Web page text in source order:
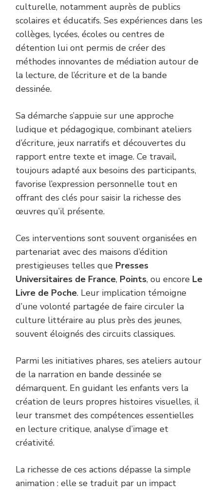
culturelle, notamment auprès de publics
scolaires et éducatifs. Ses expériences dans les
collèges, lycées, écoles ou centres de
détention lui ont permis de créer des
méthodes innovantes de médiation autour de
la lecture, de l’écriture et de la bande
dessinée.
Sa démarche s’appuie sur une approche
ludique et pédagogique, combinant ateliers
d’écriture, jeux narratifs et découvertes du
rapport entre texte et image. Ce travail,
toujours adapté aux besoins des participants,
favorise l’expression personnelle tout en
offrant des clés pour saisir la richesse des
œuvres qu’il présente.
Ces interventions sont souvent organisées en
partenariat avec des maisons d’édition
prestigieuses telles que Presses
Universitaires de France, Points, ou encore Le
Livre de Poche. Leur implication témoigne
d’une volonté partagée de faire circuler la
culture littéraire au plus près des jeunes,
souvent éloignés des circuits classiques.
Parmi les initiatives phares, ses ateliers autour
de la narration en bande dessinée se
démarquent. En guidant les enfants vers la
création de leurs propres histoires visuelles, il
leur transmet des compétences essentielles
en lecture critique, analyse d’image et
créativité.
La richesse de ces actions dépasse la simple
animation : elle se traduit par un impact